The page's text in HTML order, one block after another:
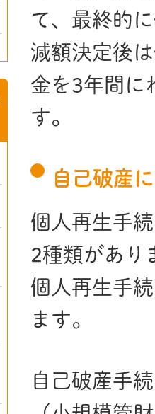
て、最終的
減額決定後
金を3年間に
す。
自己破産
個人再生手
2種類があり
個人再生手
ます。
自己破産手